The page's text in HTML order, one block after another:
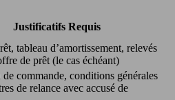
Justificatifs Requis
tableau d’amortissement, relevés
de prêt (le cas échéant)
commande, conditions générales
de relance avec accusé de